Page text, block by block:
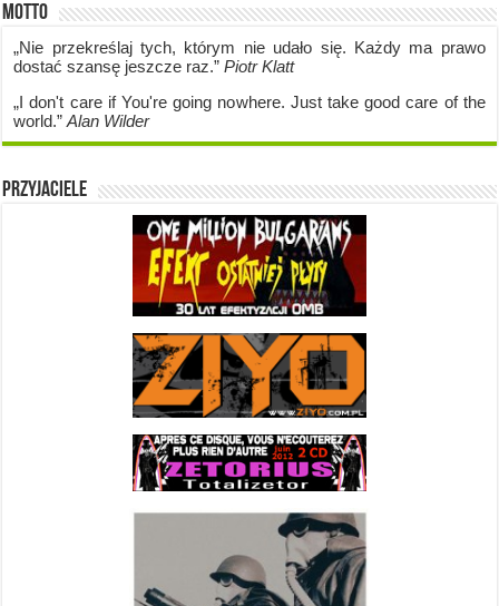
Motto
„Nie przekreślaj tych, którym nie udało się. Każdy ma prawo
dostać szansę jeszcze raz.”Piotr Klatt
„I don't care if You're going nowhere. Just take good care of the
world.”Alan Wilder
Przyjaciele